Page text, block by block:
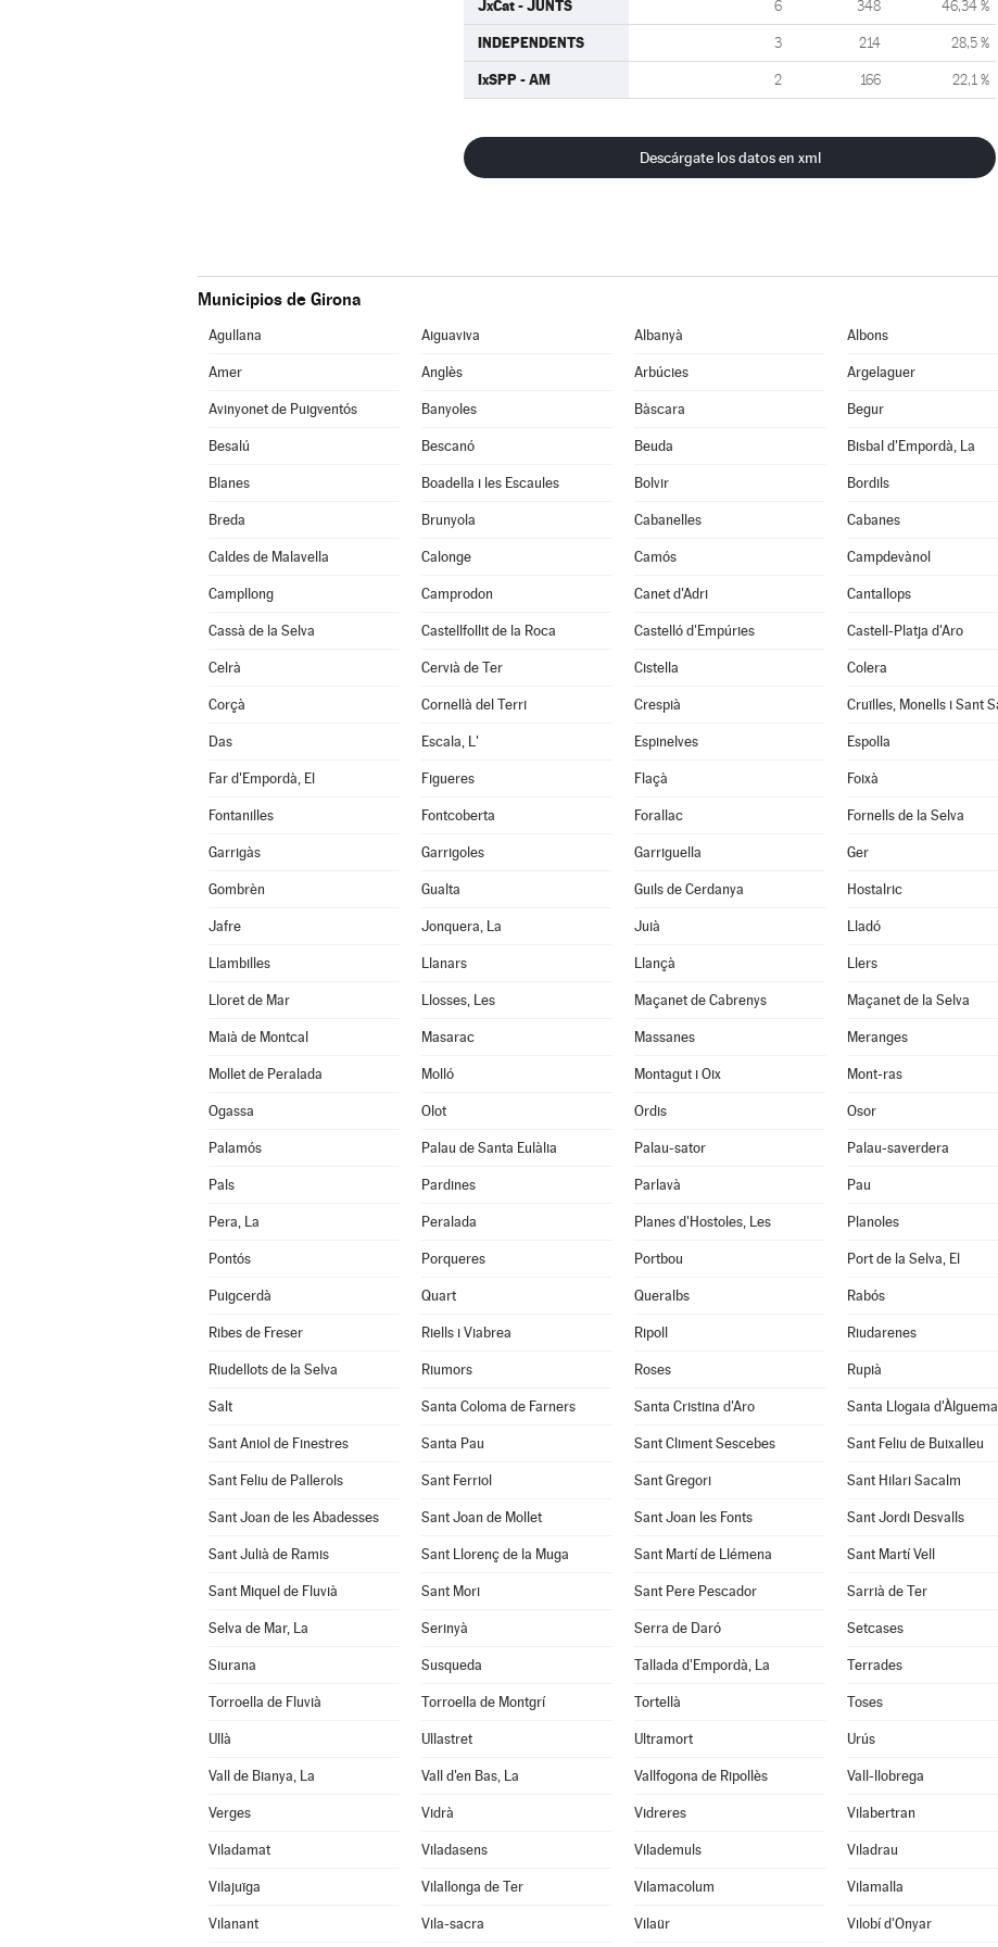
JxCat - JUNTS 6 348 46,34 %
INDEPENDENTS 3 214 28,5 %
IxSPP - AM 2 166 22,1 %
Descárgate los datos en xml
Municipios de Girona
Agullana Aiguaviva Albanyà Albons
Amer Anglès Arbúcies Argelaguer
Avinyonet de Puigventós Banyoles Bàscara Begur
Besalú Bescanó Beuda Bisbal d'Empordà, La
Blanes Boadella i les Escaules Bolvir Bordils
Breda Brunyola Cabanelles Cabanes
Caldes de Malavella Calonge Camós Campdevànol
Campllong Camprodon Canet d'Adri Cantallops
Cassà de la Selva Castellfollit de la Roca Castelló d'Empúries Castell-Platja d'Aro
Celrà Cervià de Ter Cistella Colera
Corçà Cornellà del Terri Crespià
Das Escala, L' Espinelves Espolla
Far d'Empordà, El Figueres Flaçà Foixà
Fontanilles Fontcoberta Forallac Fornells de la Selva
Garrigàs Garrigoles Garriguella Ger
Gombrèn Gualta Guils de Cerdanya Hostalric
Jafre Jonquera, La Juià Lladó
Llambilles Llanars Llançà Llers
Lloret de Mar Llosses, Les Maçanet de Cabrenys Maçanet de la Selva
Maià de Montcal Masarac Massanes Meranges
Mollet de Peralada Molló Montagut i Oix Mont-ras
Ogassa Olot Ordis Osor
Palamós Palau de Santa Eulàlia Palau-sator Palau-saverdera
Pals Pardines Parlavà Pau
Pera, La Peralada Planes d'Hostoles, Les Planoles
Pontós Porqueres Portbou Port de la Selva, El
Puigcerdà Quart Queralbs Rabós
Ribes de Freser Riells i Viabrea Ripoll Riudarenes
Riudellots de la Selva Riumors Roses Rupià
Salt Santa Coloma de Farners Santa Cristina d'Aro Santa Llogaia d'Àlguema
Sant Aniol de Finestres Santa Pau Sant Climent Sescebes Sant Feliu de Buixalleu
Sant Feliu de Pallerols Sant Ferriol Sant Gregori Sant Hilari Sacalm
Sant Joan de les Abadesses Sant Joan de Mollet Sant Joan les Fonts Sant Jordi Desvalls
Sant Julià de Ramis Sant Llorenç de la Muga Sant Martí de Llémena Sant Martí Vell
Sant Miquel de Fluvià Sant Mori Sant Pere Pescador Sarrià de Ter
Selva de Mar, La Serinyà Serra de Daró Setcases
Siurana Susqueda Tallada d'Empordà, La Terrades
Torroella de Fluvià Torroella de Montgrí Tortellà Toses
Ullà Ullastret Ultramort Urús
Vall de Bianya, La Vall d'en Bas, La Vallfogona de Ripollès Vall-llobrega
Verges Vidrà Vidreres Vilabertran
Viladamat Viladasens Vilademuls Viladrau
Vilajuïga Vilallonga de Ter Vilamacolum Vilamalla
Vilanant Vila-sacra Vilaür Vilobí d'Onyar